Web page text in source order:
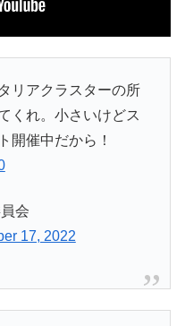
リアクラスターの所
くれ。小さいけどス
開催中だから！
会
17, 2022